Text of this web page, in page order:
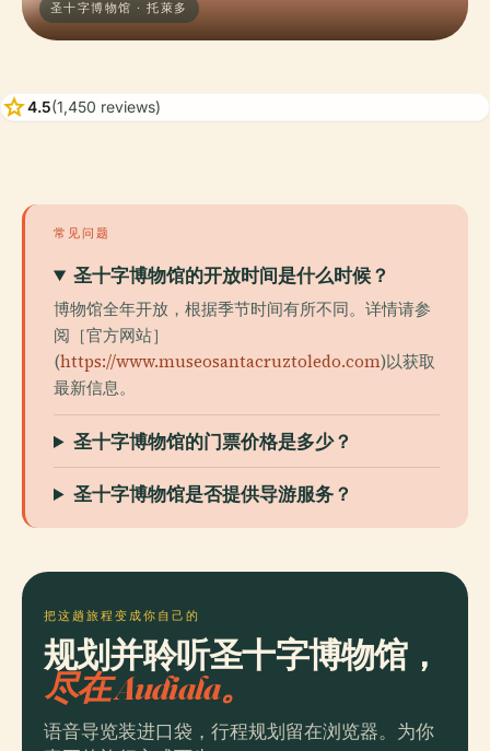
圣十字博物馆 · 托萊多
star4.5(1,450 reviews)
常见问题
圣十字博物馆的开放时间是什么时候？
博物馆全年开放，根据季节时间有所不同。详情请参
阅［官方网站］
(https://www.museosantacruztoledo.com)以获取
最新信息。
圣十字博物馆的门票价格是多少？
圣十字博物馆是否提供导游服务？
把这趟旅程变成你自己的
规划并聆听圣十字博物馆，
尽在 Audiala。
语音导览装进口袋，行程规划留在浏览器。为你